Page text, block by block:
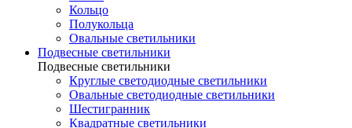
Кольцо
Полукольца
Овальные светильники
Подвесные светильники
Подвесные светильники
Круглые светодиодные светильники
Овальные светодиодные светильники
Шестигранник
Квадратные светильники